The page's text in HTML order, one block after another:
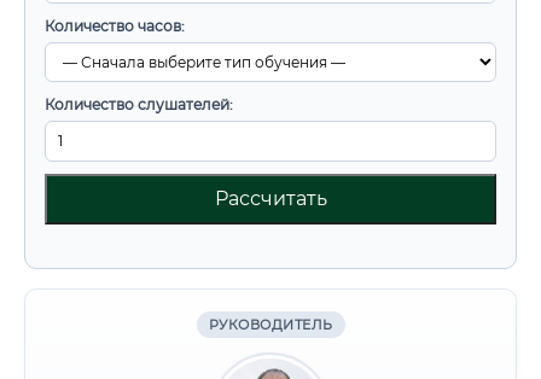
Количество часов:
Количество слушателей:
Рассчитать
РУКОВОДИТЕЛЬ